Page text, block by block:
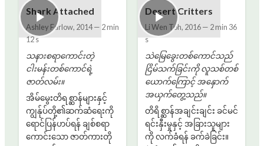
Shark Attached
Ashley Farlow, 2014— 2 min
12 s
သနားစရာကောင်းတဲ့
ငါးမန်းတစ်ကောင်ရဲ့
ဇာတ်လမ်း။
အိမ်မွေးတိရစ္ဆာန်များနှင့်
ကျွန်ုပ်တို့၏ဆက်ဆံရေးကို
ရောင်ပြန်ဟပ်ရန် ချစ်စရာ
ကောင်းသော ဇာတ်ကားတို
Desert Critters
Li Wen Toh, 2016— 2 min 36
s
သဲမြေခွေးတစ်ကောင်သည်
ငြိမ်သက်ခြင်းကို လူသစ်တစ်
ယောက်ကြောင့် အနှောက်
အယှက်တွေ့သည်။
တိရိစ္ဆာန်အချင်းချင်း ခင်မင်
ရင်းနှီးမှုနှင့် အခြားသူများ
ကို လက်ခံရန် ခက်ခဲခြင်း။